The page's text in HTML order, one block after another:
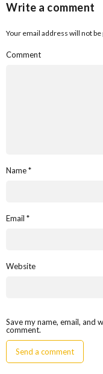
Write a comment
Your email address will not be
Comment
Name*
Email *
Website
Save my name, email, and
comment.